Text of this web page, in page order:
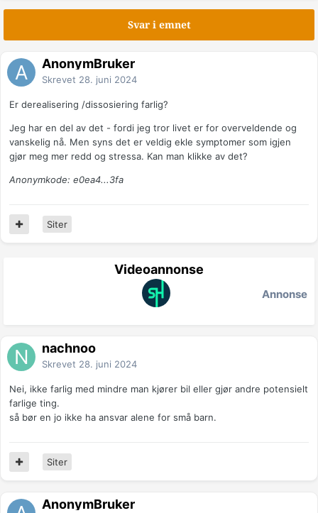
Svar i emnet
AnonymBruker
Skrevet 28. juni 2024
Er derealisering /dissosiering farlig?
Jeg har en del av det - fordi jeg tror livet er for overveldende og
vanskelig nå. Men syns det er veldig ekle symptomer som igjen
gjør meg mer redd og stressa. Kan man klikke av det?
Anonymkode: e0ea4...3fa
Siter
Videoannonse
Annonse
nachnoo
Skrevet 28. juni 2024
Nei, ikke farlig med mindre man kjører bil eller gjør andre potensielt
farlige ting.
så bør en jo ikke ha ansvar alene for små barn.
Siter
AnonymBruker